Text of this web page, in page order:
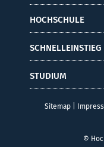
HOCHSCHULE
SCHNELLEINSTIEG
STUDIUM
Sitemap|
©